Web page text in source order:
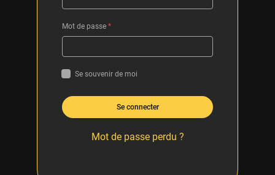
Mot de passe *
Se souvenir de moi
Se connecter
Mot de passe perdu ?